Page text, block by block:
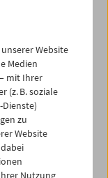
Friedrich)
"Wiener
Bonus enthält
Expertin
Josef von
Website
Medien
mit Ihrer
(z. B. soziale
zu
Website
Nutzung